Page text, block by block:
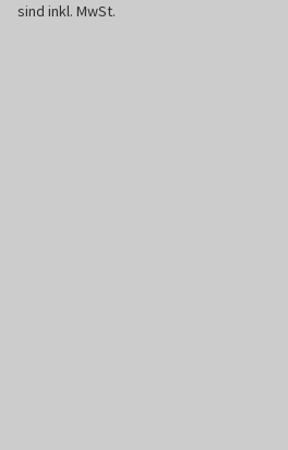
sind inkl. MwSt.